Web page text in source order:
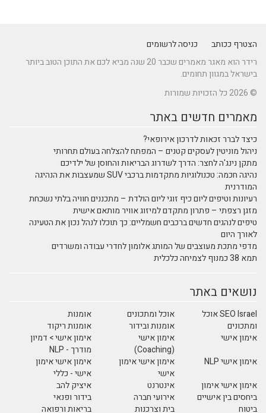
הצטרף ככותב
כניסה לרשומים
רידר הוא מאגר מאמרים שכבר 20 שנה מביא לכם את התוכן הטוב ביותר
בישראל במגוון תחומים.
© 2026 כל הזכויות שמורות
מאמרים חדשים באתר
כיצד לברר זכאות לדרכון אירופאי?
ניהול מוניטין לעסקים קטנים – המפתח להצלחה בעולם תחרותי
מתקן נינג'ה לחצר: הדרך לשדרוג הבריאות והחוסן של ילדיכם
נהיגה חכמה: טכנולוגיות מתקדמות ברכבי SUV שמעצבות את הנהיגה
המודרנית
רעיונות וטיפים ליום כיף זוגי ליום הולדת – מתכננים חוויה בלתי נשכחת
מזגן רצפתי – פתרון מתקדם למיזוג אוויר מותאם אישית
טיפים לנהגים חדשים ברכבים חשמליים: כך תוכלו לנהל נכון את הטעינה
לאורך היום
מדפי מתכת מעוצבים של המותג אלומון לחדרי עבודה ומשרדים
תמא 38 כמנוף לצמיחה כלכלית
נושאים באתר
SEO Israel אוכל
ומתכונים
אוכל ומתכונים
אומנות
אומנות ובידור
אומנות ריקוד
אימון אישי
אימון אישי
(Coaching)
אימון אישי > דמיון
מודרך - NLP
אימון אישי NLP
אימון אישי אימון
אישי
אימון אישי אימון
אישי - כללי
אימון אישי אימון
ביחסים בין אישיים
אינטרנט
איציק להב
אירועי חברה
בידור ופנאי
ביטוח
בית וצרכנות בריאות ורפואה